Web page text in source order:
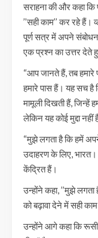
सराहना की और कहा कि
’’सही काम’’ कर रहे
पूर्ण सत्र में अपने संबोधन
एक प्रश्न का उत्तर देते
“आप जानते हैं, तब हमारे
हमारे पास हैं। यह सच है
मामूली दिखती हैं, जिन्हें
लेकिन यह कोई मुद्दा नहीं
“मुझे लगता है कि हमें
उदाहरण के लिए, भारत।
केंद्रित हैं।
उन्होंने कहा, ’’मुझे लगता
को बढ़ावा देने में सही
उन्होंने आगे कहा कि रूसी